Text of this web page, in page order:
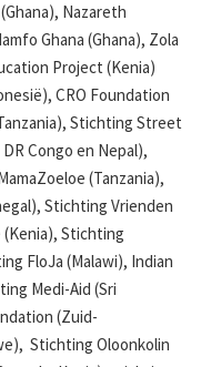
Nazareth
Ghana (Ghana), Zola
Project (Kenia)
CRO Foundation
Stichting Street
Congo en Nepal),
(Tanzania),
Stichting Vrienden
Stichting
FloJa (Malawi), Indian
Medi-Aid (Sri
(Zuid-
Stichting Oloonkolin